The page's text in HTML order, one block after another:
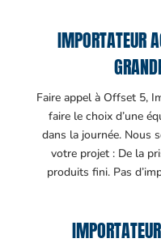
IMPORTATEUR
Faire appel à Offset 5,
faire le choix d’une
dans la journée. Nous
votre projet : De la
produits fini. Pas